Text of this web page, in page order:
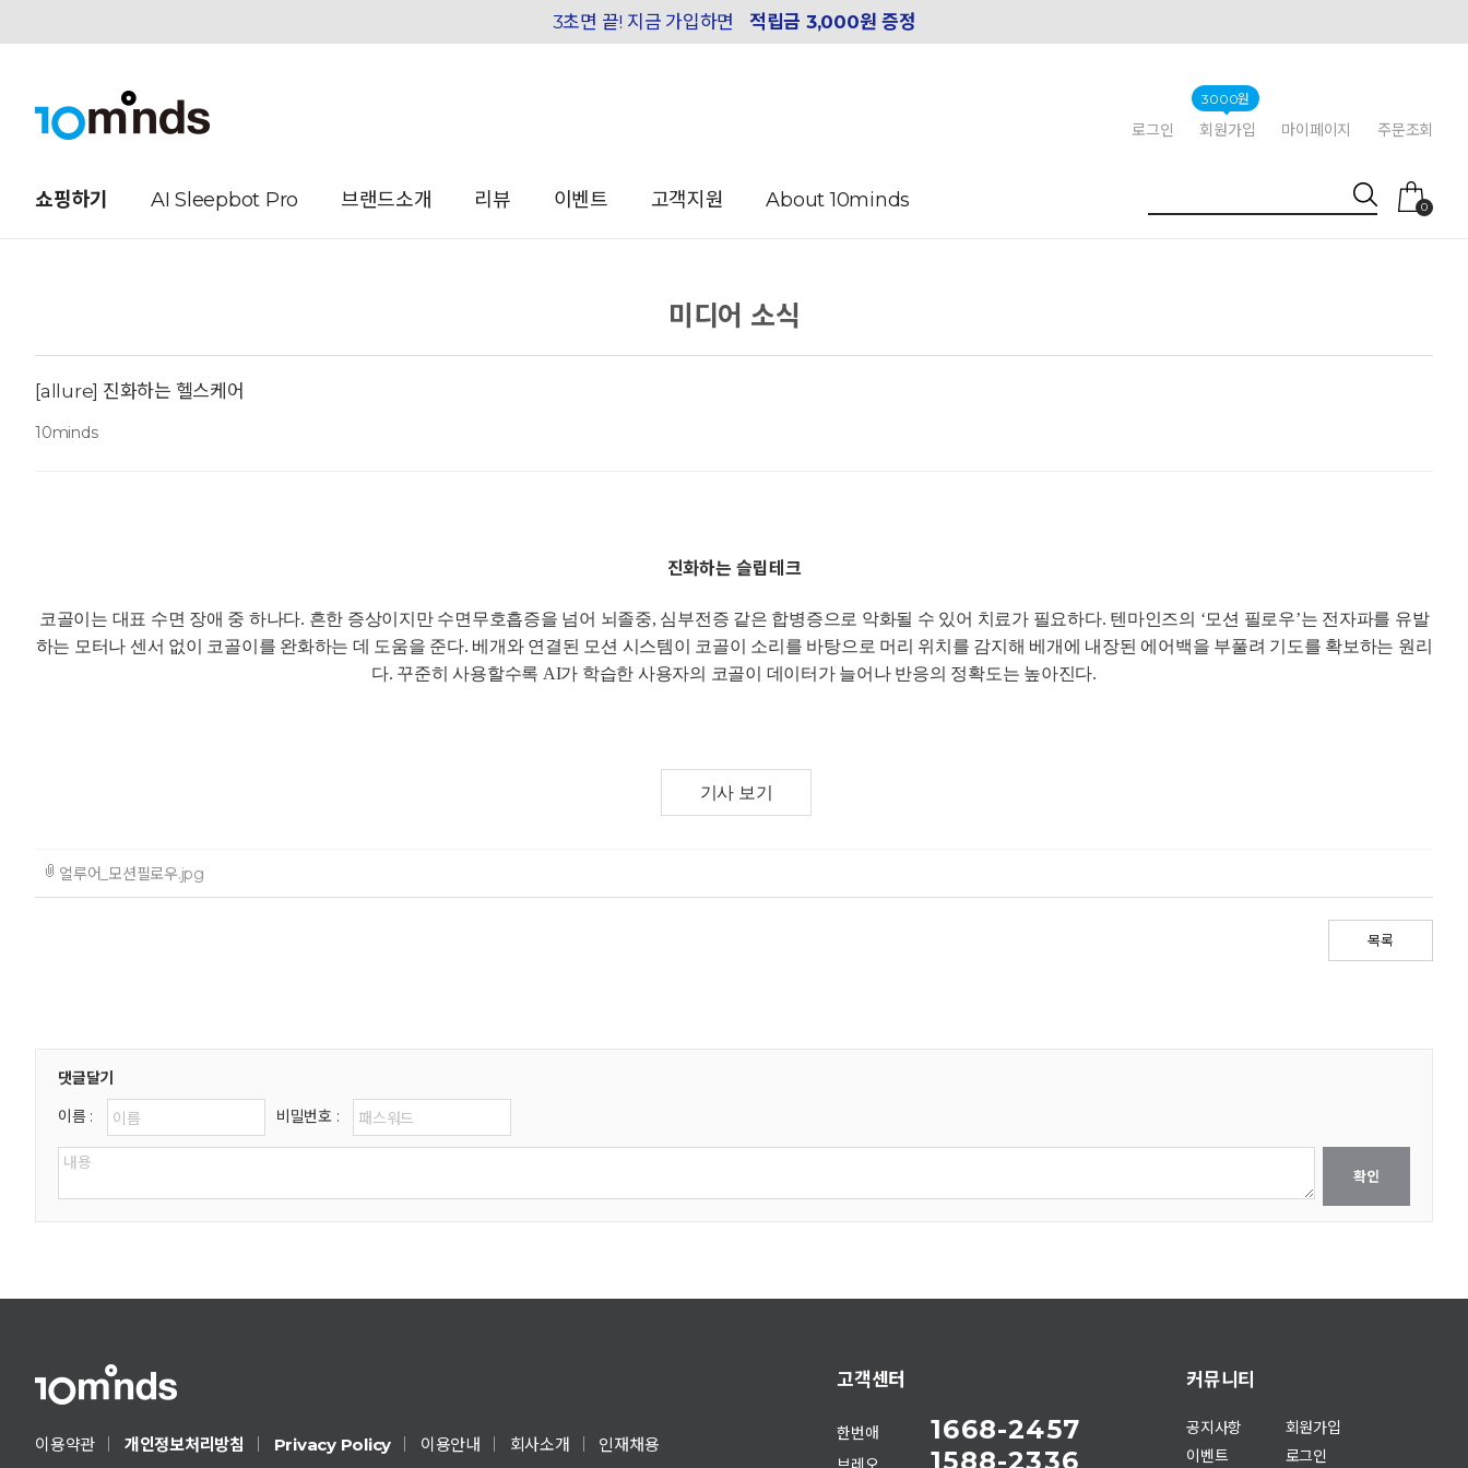
3초면 끝! 지금 가입하면 적립금 3,000원 증정
로그인 회원가입
3000원
마이페이지 주문조회
쇼핑하기 AI Sleepbot Pro 브랜드소개 리뷰 이벤트 고객지원 About 10minds 0
미디어 소식
[allure] 진화하는 헬스케어
10minds
진화하는 슬립테크
코골이는 대표 수면 장애 중 하나다. 흔한 증상이지만 수면무호흡증을 넘어 뇌졸중, 심부전증 같은 합병증으로 악화될 수 있어 치료가 필요하다. 텐마인즈의 ‘모션 필로우’는 전자파를 유발
하는 모터나 센서 없이 코골이를 완화하는 데 도움을 준다. 베개와 연결된 모션 시스템이 코골이 소리를 바탕으로 머리 위치를 감지해 베개에 내장된 에어백을 부풀려 기도를 확보하는 원리
다. 꾸준히 사용할수록 AI가 학습한 사용자의 코골이 데이터가 늘어나 반응의 정확도는 높아진다.
기사 보기
얼루어_모션필로우.jpg
목록
댓글달기
이름 :
비밀번호 :
확인
이용약관 개인정보처리방침 Privacy Policy 이용안내 회사소개 인재채용
고객센터
한번애 1668-2457
1588-2336
커뮤니티
공지사항
이벤트
회원가입
로그인